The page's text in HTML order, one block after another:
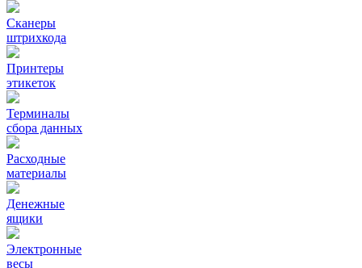
Сканеры
штрихкода
Принтеры
этикеток
Терминалы
сбора данных
Расходные
материалы
Денежные
ящики
Электронные
весы